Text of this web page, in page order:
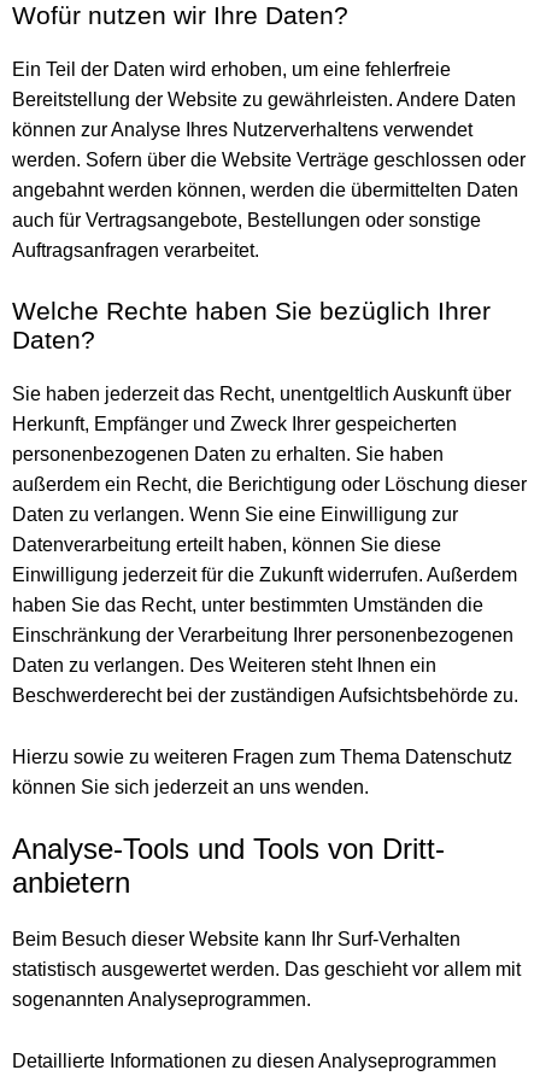
Wofür nutzen wir Ihre Daten?
Ein Teil der Daten wird erhoben, um eine fehlerfreie
Bereitstellung der Website zu gewährleisten. Andere Daten
können zur Analyse Ihres Nutzerverhaltens verwendet
werden. Sofern über die Website Verträge geschlossen oder
angebahnt werden können, werden die übermittelten Daten
auch für Vertragsangebote, Bestellungen oder sonstige
Auftragsanfragen verarbeitet.
Welche Rechte haben Sie bezüglich Ihrer
Daten?
Sie haben jederzeit das Recht, unentgeltlich Auskunft über
Herkunft, Empfänger und Zweck Ihrer gespeicherten
personenbezogenen Daten zu erhalten. Sie haben
außerdem ein Recht, die Berichtigung oder Löschung dieser
Daten zu verlangen. Wenn Sie eine Einwilligung zur
Datenverarbeitung erteilt haben, können Sie diese
Einwilligung jederzeit für die Zukunft widerrufen. Außerdem
haben Sie das Recht, unter bestimmten Umständen die
Einschränkung der Verarbeitung Ihrer personenbezogenen
Daten zu verlangen. Des Weiteren steht Ihnen ein
Beschwerderecht bei der zuständigen Aufsichtsbehörde zu.
Hierzu sowie zu weiteren Fragen zum Thema Datenschutz
können Sie sich jederzeit an uns wenden.
Analyse-Tools und Tools von Dritt­
anbietern
Beim Besuch dieser Website kann Ihr Surf-Verhalten
statistisch ausgewertet werden. Das geschieht vor allem mit
sogenannten Analyseprogrammen.
Detaillierte Informationen zu diesen Analyseprogrammen